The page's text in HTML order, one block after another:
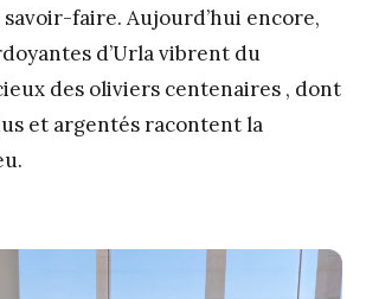
faire. Aujourd’hui encore,
d’Urla vibrent du
des oliviers centenaires , dont
et argentés racontent la